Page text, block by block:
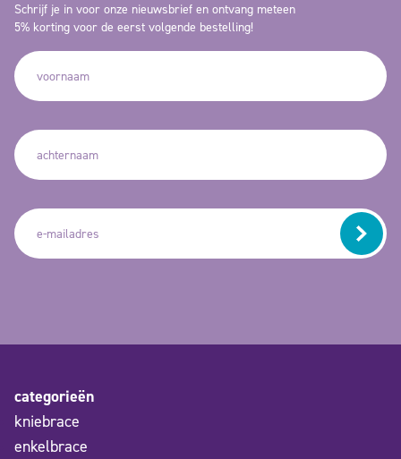
Schrijf je in voor onze nieuwsbrief en ontvang meteen
5% korting voor de eerst volgende bestelling!
categorieën
kniebrace
enkelbrace